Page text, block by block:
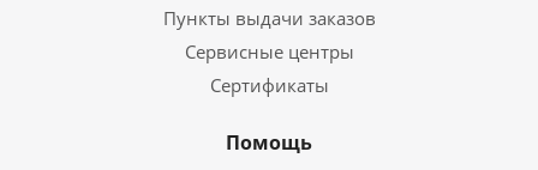
Пункты выдачи заказов
Сервисные центры
Сертификаты
Помощь